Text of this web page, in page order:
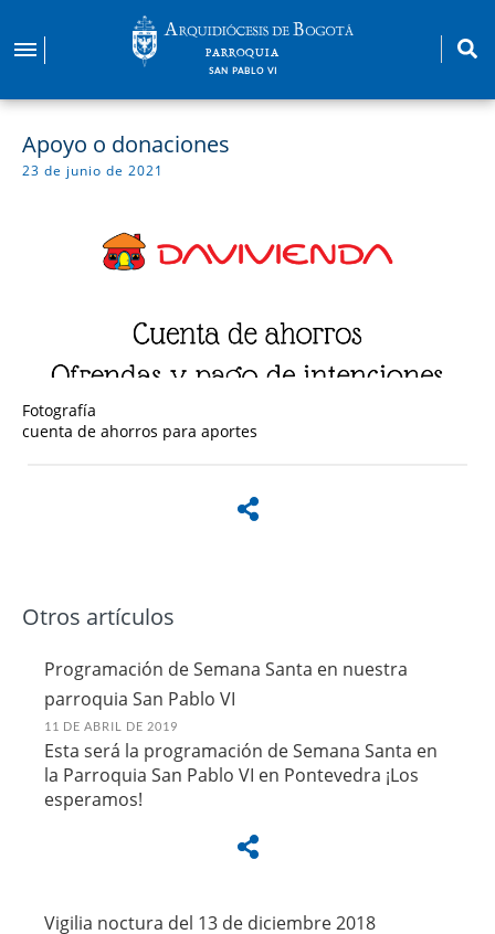
contenido
PARROQUIA
SAN PABLO VI
Apoyo o donaciones
23 de junio de 2021
Fotografía
cuenta de ahorros para aportes
Otros artículos
Programación de Semana Santa en nuestra
parroquia San Pablo VI
11 DE ABRIL DE 2019
Esta será la programación de Semana Santa en
la Parroquia San Pablo VI en Pontevedra ¡Los
esperamos!
Vigilia noctura del 13 de diciembre 2018